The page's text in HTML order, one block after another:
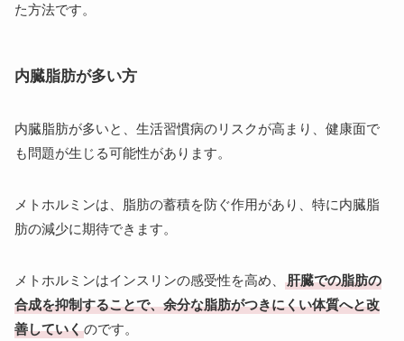
た方法です。
内臓脂肪が多い方
内臓脂肪が多いと、生活習慣病のリスクが高まり、健康面で
も問題が生じる可能性があります。
メトホルミンは、脂肪の蓄積を防ぐ作用があり、特に内臓脂
肪の減少に期待できます。
メトホルミンはインスリンの感受性を高め、
肝臓での脂肪の
合成を抑制することで、余分な脂肪がつきにくい体質へと改
善していくのです。